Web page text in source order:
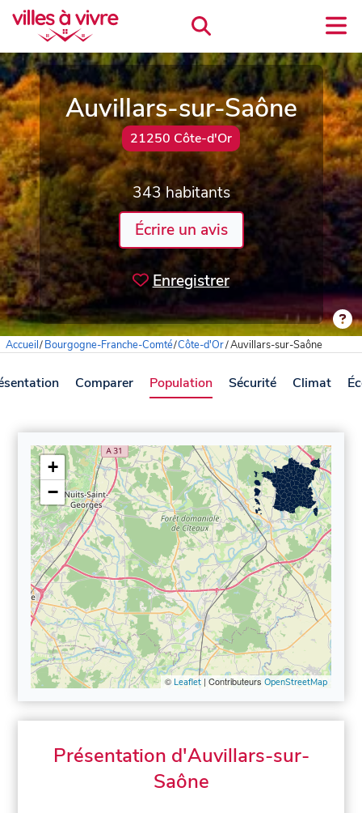
Auvillars-sur-Saône
21250 Côte-d'Or
343 habitants
Écrire un avis
Enregistrer
Accueil/Bourgogne-Franche-Comté/Côte-d'Or/Auvillars-sur-Saône
Comparer Population Sécurité Climat
+
−
© Leaflet| Contributeurs OpenStreetMap
Présentation d'Auvillars-sur-
Saône